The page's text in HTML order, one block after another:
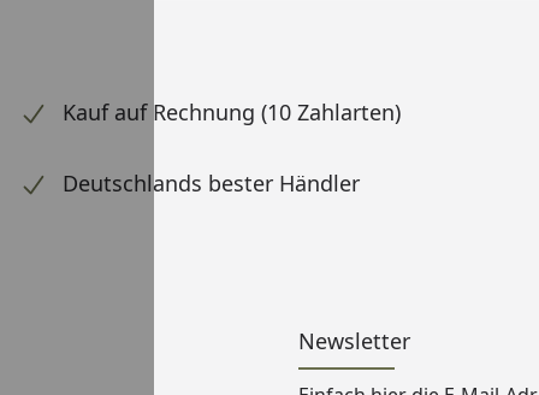
Kauf auf Rechnung (10 Zahlarten)
Deutschlands bester Händler
Newsletter